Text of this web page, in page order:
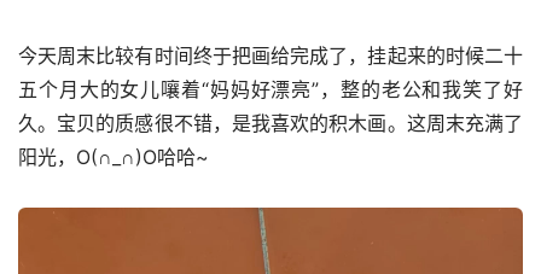
今天周末比较有时间终于把画给完成了，挂起来的时候二十
五个月大的女儿嚷着“妈妈好漂亮”，整的老公和我笑了好
久。宝贝的质感很不错，是我喜欢的积木画。这周末充满了
阳光，O(∩_∩)O哈哈~